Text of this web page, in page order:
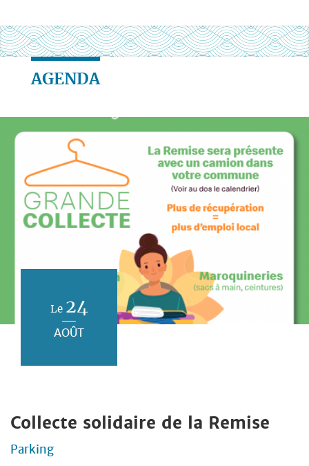
AGENDA
Le 24
AOÛT
Collecte solidaire de la Remise
Parking